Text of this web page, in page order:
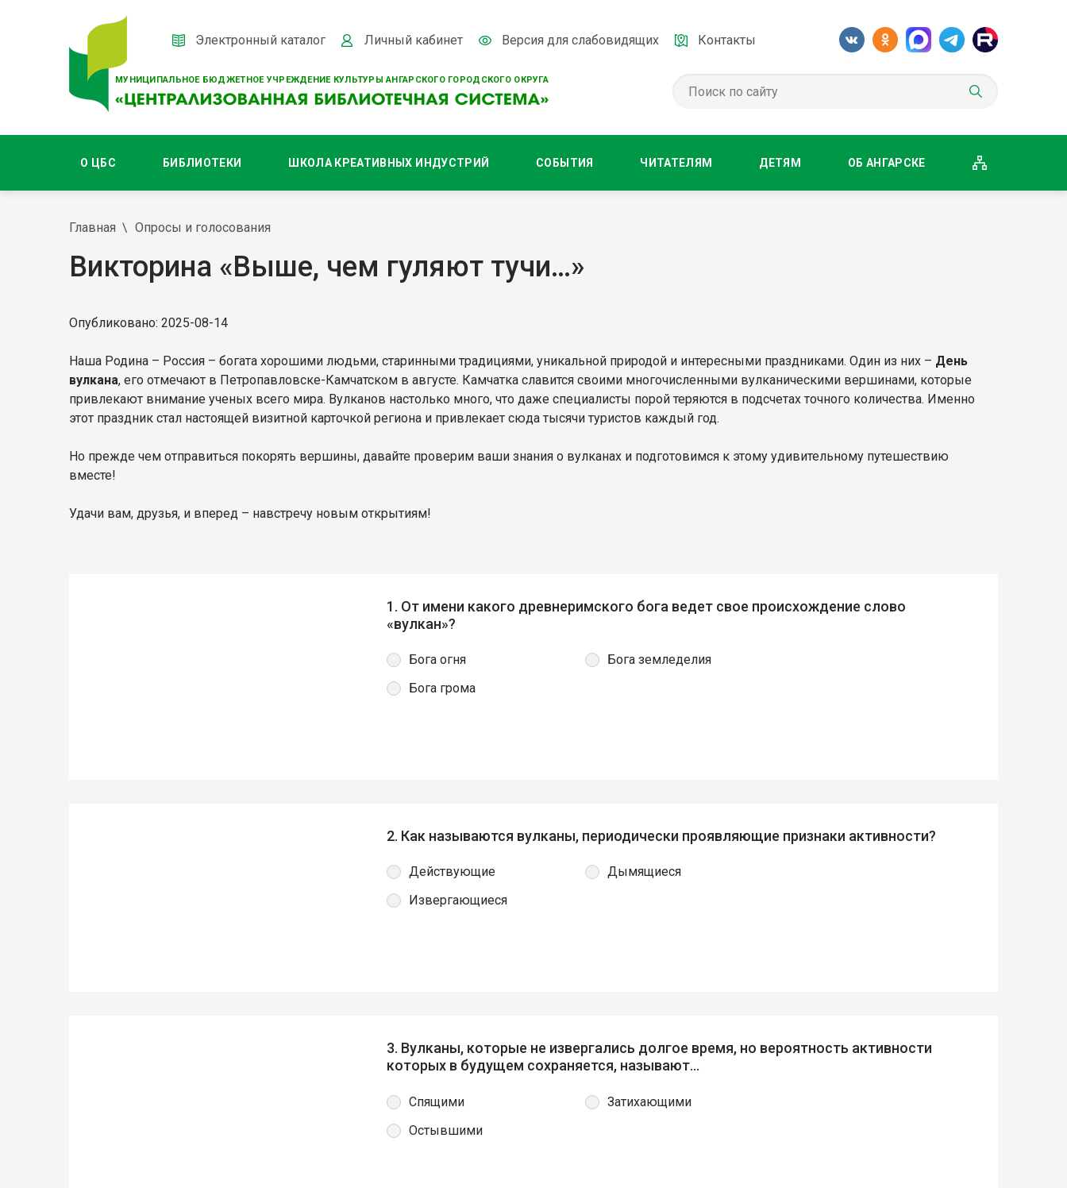
МУНИЦИПАЛЬНОЕ БЮДЖЕТНОЕ УЧРЕЖДЕНИЕ КУЛЬТУРЫ АНГАРСКОГО ГОРОДСКОГО ОКРУГА
Электронный каталог Личный кабинет Версия для слабовидящих Контакты
О ЦБС БИБЛИОТЕКИ ШКОЛА КРЕАТИВНЫХ ИНДУСТРИЙ СОБЫТИЯ ЧИТАТЕЛЯМ ДЕТЯМ ОБ АНГАРСКЕ
Главная Опросы и голосования
Викторина «Выше, чем гуляют тучи…»
Опубликовано: 2025-08-14
Наша Родина – Россия – богата хорошими людьми, старинными традициями, уникальной природой и интересными праздниками. Один из них – День
вулкана, его отмечают в Петропавловске-Камчатском в августе. Камчатка славится своими многочисленными вулканическими вершинами, которые
привлекают внимание ученых всего мира. Вулканов настолько много, что даже специалисты порой теряются в подсчетах точного количества. Именно
этот праздник стал настоящей визитной карточкой региона и привлекает сюда тысячи туристов каждый год.
Но прежде чем отправиться покорять вершины, давайте проверим ваши знания о вулканах и подготовимся к этому удивительному путешествию
вместе!
Удачи вам, друзья, и вперед – навстречу новым открытиям!
1. От имени какого древнеримского бога ведет свое происхождение слово
«вулкан»?
Бога огня
Бога грома
Бога земледелия
2. Как называются вулканы, периодически проявляющие признаки активности?
Действующие
Извергающиеся
Дымящиеся
3. Вулканы, которые не извергались долгое время, но вероятность активности
которых в будущем сохраняется, называют…
Спящими
Остывшими
Затихающими